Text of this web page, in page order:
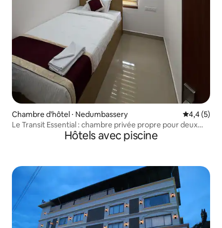
Chambre d'hôtel ⋅ Nedumbassery Évaluation
4,4 (5)
Le Transit Essential : chambre privée propre pour deux
Hôtels avec piscine